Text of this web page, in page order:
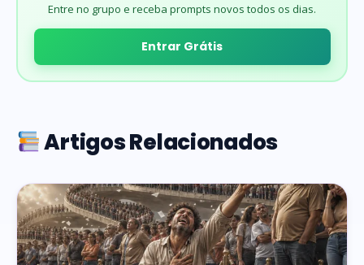
Entre no grupo e receba prompts novos todos os dias.
Entrar Grátis
Artigos Relacionados